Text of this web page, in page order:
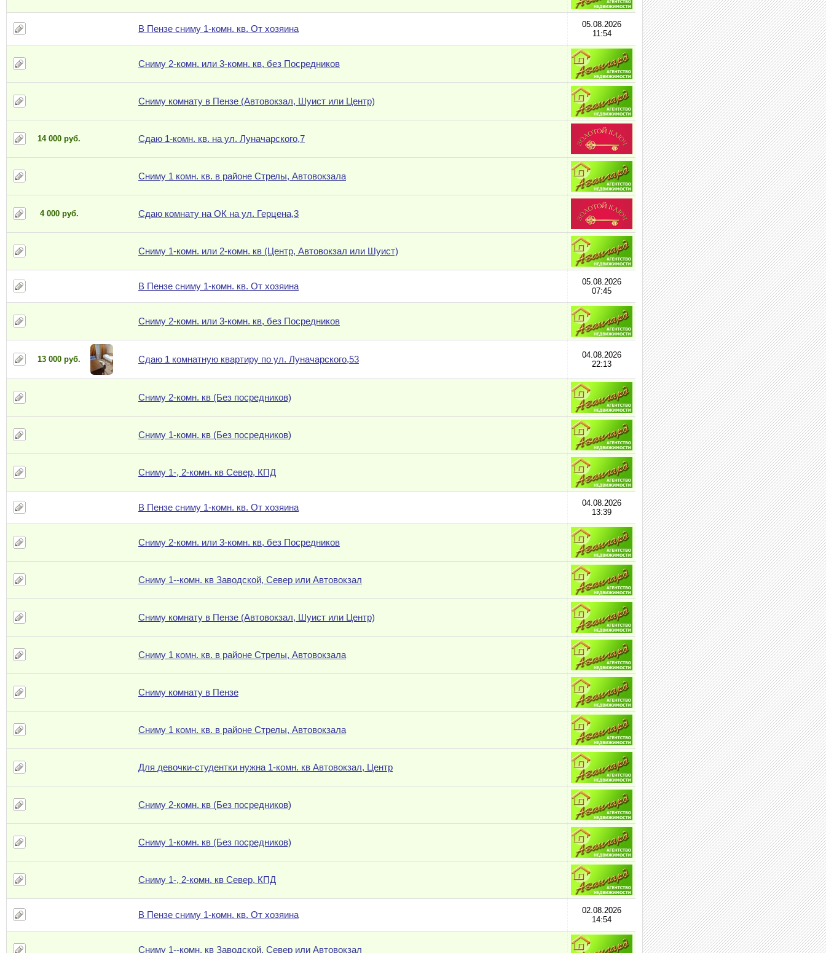
В Пензе сниму 1-комн. кв. От хозяина
05.08.2026
11:54
Сниму 2-комн. или 3-комн. кв, без Посредников
Сниму комнату в Пензе (Автовокзал, Шуист или Центр)
14 000 руб. Сдаю 1-комн. кв. на ул. Луначарского,7
Сниму 1 комн. кв. в районе Стрелы, Автовокзала
4 000 руб. Сдаю комнату на ОК на ул. Герцена,3
Сниму 1-комн. или 2-комн. кв (Центр, Автовокзал или Шуист)
В Пензе сниму 1-комн. кв. От хозяина
05.08.2026
07:45
Сниму 2-комн. или 3-комн. кв, без Посредников
13 000 руб. Сдаю 1 комнатную квартиру по ул. Луначарского,53
04.08.2026
22:13
Сниму 2-комн. кв (Без посредников)
Сниму 1-комн. кв (Без посредников)
Сниму 1-, 2-комн. кв Север, КПД
В Пензе сниму 1-комн. кв. От хозяина
04.08.2026
13:39
Сниму 2-комн. или 3-комн. кв, без Посредников
Сниму 1--комн. кв Заводской, Север или Автовокзал
Сниму комнату в Пензе (Автовокзал, Шуист или Центр)
Сниму 1 комн. кв. в районе Стрелы, Автовокзала
Сниму комнату в Пензе
Сниму 1 комн. кв. в районе Стрелы, Автовокзала
Для девочки-студентки нужна 1-комн. кв Автовокзал, Центр
Сниму 2-комн. кв (Без посредников)
Сниму 1-комн. кв (Без посредников)
Сниму 1-, 2-комн. кв Север, КПД
В Пензе сниму 1-комн. кв. От хозяина
02.08.2026
14:54
Сниму 1--комн. кв Заводской, Север или Автовокзал